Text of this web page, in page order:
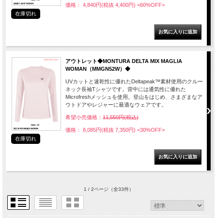
価格： 4,840円(税抜 4,400円) <60%OFF>
在庫切れ
アウトレット◆MONTURA DELTA MIX MAGLIA
WOMAN（MMGN52W）◆
UVカットと速乾性に優れたDeltapeak™素材使用のクルー
ネック長袖Tシャツです。背中には通気性に優れた
Microfreshメッシュを使用。登山をはじめ、さまざまなア
ウトドアやレジャーに最適なウェアです。
希望小売価格： 11,550円(税込)
価格： 8,085円(税抜 7,350円) <30%OFF>
在庫切れ
1 / 2ページ（全33件）